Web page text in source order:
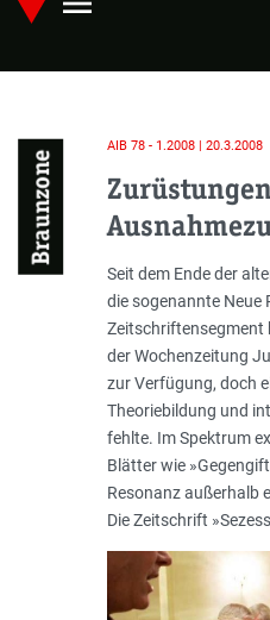
Skip
main
Braunzone
AIB 78 - 1.2008 | 20.3.2008
Einleitung
Seit dem Ende der
die sogenannte Neue
Zeitschriftensegment
der Wochenzeitung
zur Verfügung, doch
Theoriebildung und
fehlte. Im Spektrum
Blätter wie
Resonanz außerhalb
Die Zeitschrift